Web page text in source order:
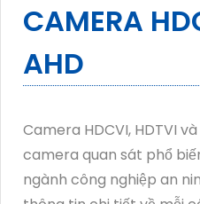
CAMERA
AHD
Camera HDCVI, HDTVI
camera quan sát phổ
ngành công nghiệp an